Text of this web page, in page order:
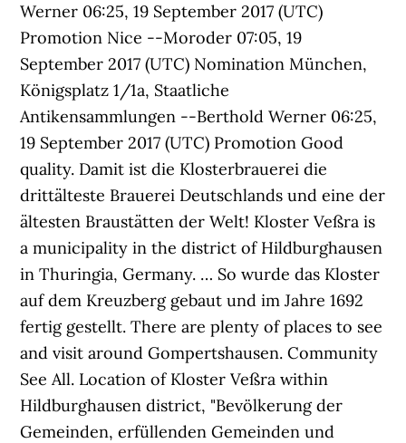
Werner 06:25, 19 September 2017 (UTC)
Promotion Nice --Moroder 07:05, 19
September 2017 (UTC) Nomination München,
Königsplatz 1/1a, Staatliche
Antikensammlungen --Berthold Werner 06:25,
19 September 2017 (UTC) Promotion Good
quality. Damit ist die Klosterbrauerei die
drittälteste Brauerei Deutschlands und eine der
ältesten Braustätten der Welt! Kloster Veßra is
a municipality in the district of Hildburghausen
in Thuringia, Germany. … So wurde das Kloster
auf dem Kreuzberg gebaut und im Jahre 1692
fertig gestellt. There are plenty of places to see
and visit around Gompertshausen. Community
See All. Location of Kloster Veßra within
Hildburghausen district, "Bevölkerung der
Gemeinden, erfüllenden Gemeinden und